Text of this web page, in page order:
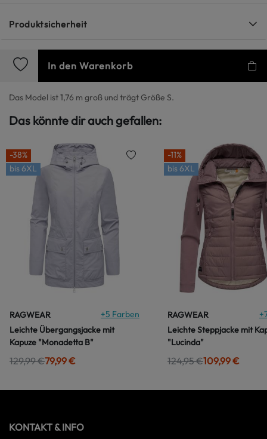
Produktsicherheit
In den Warenkorb
Das Model ist 1,76 m groß und trägt Größe S.
Das könnte dir auch gefallen:
-38%
bis6XL
RAGWEAR +5 Farben
Leichte Übergangsjacke mit
Kapuze "Monadetta B"
129,99 €79,99 €
-11%
bis6XL
RAGWEAR +
Leichte Steppjacke mit
"Lucinda"
124,95 €109,99 €
KONTAKT & INFO